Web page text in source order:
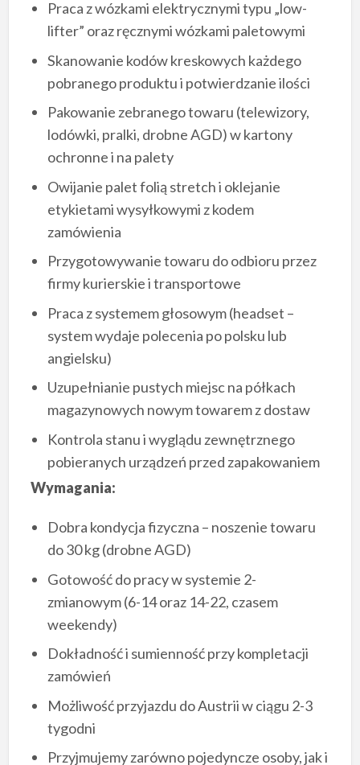
Praca z wózkami elektrycznymi typu „low-
lifter” oraz ręcznymi wózkami paletowymi
Skanowanie kodów kreskowych każdego
pobranego produktu i potwierdzanie ilości
Pakowanie zebranego towaru (telewizory,
lodówki, pralki, drobne AGD) w kartony
ochronne i na palety
Owijanie palet folią stretch i oklejanie
etykietami wysyłkowymi z kodem
zamówienia
Przygotowywanie towaru do odbioru przez
firmy kurierskie i transportowe
Praca z systemem głosowym (headset –
system wydaje polecenia po polsku lub
angielsku)
Uzupełnianie pustych miejsc na półkach
magazynowych nowym towarem z dostaw
Kontrola stanu i wyglądu zewnętrznego
pobieranych urządzeń przed zapakowaniem
Wymagania:
Dobra kondycja fizyczna – noszenie towaru
do 30 kg (drobne AGD)
Gotowość do pracy w systemie 2-
zmianowym (6-14 oraz 14-22, czasem
weekendy)
Dokładność i sumienność przy kompletacji
zamówień
Możliwość przyjazdu do Austrii w ciągu 2-3
tygodni
Przyjmujemy zarówno pojedyncze osoby, jak i